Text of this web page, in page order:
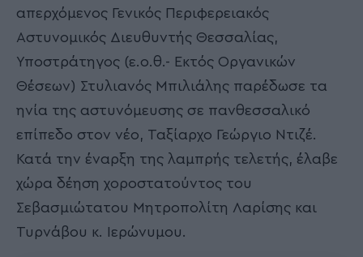
απερχόμενος Γενικός Περιφερειακός
Αστυνομικός Διευθυντής Θεσσαλίας,
Υποστράτηγος (ε.ο.θ.- Εκτός Οργανικών
Θέσεων) Στυλιανός Μπιλιάλης παρέδωσε τα
ηνία της αστυνόμευσης σε πανθεσσαλικό
επίπεδο στον νέο, Ταξίαρχο Γεώργιο Ντιζέ.
Κατά την έναρξη της λαμπρής τελετής, έλαβε
χώρα δέηση χοροστατούντος του
Σεβασμιώτατου Μητροπολίτη Λαρίσης και
Τυρνάβου κ. Ιερώνυμου.